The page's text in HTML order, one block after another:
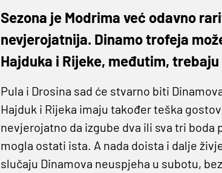
Sezona je Modrima već odavno
nevjerojatnija. Dinamo trofeja
Hajduka i Rijeke, međutim,
Pula i Drosina sad će stvarno biti
Hajduk i Rijeka imaju također teška
nevjerojatno da izgube dva ili sva tri boda
mogla ostati ista. A nada doista i dalje
slučaju Dinamova neuspjeha u subotu,